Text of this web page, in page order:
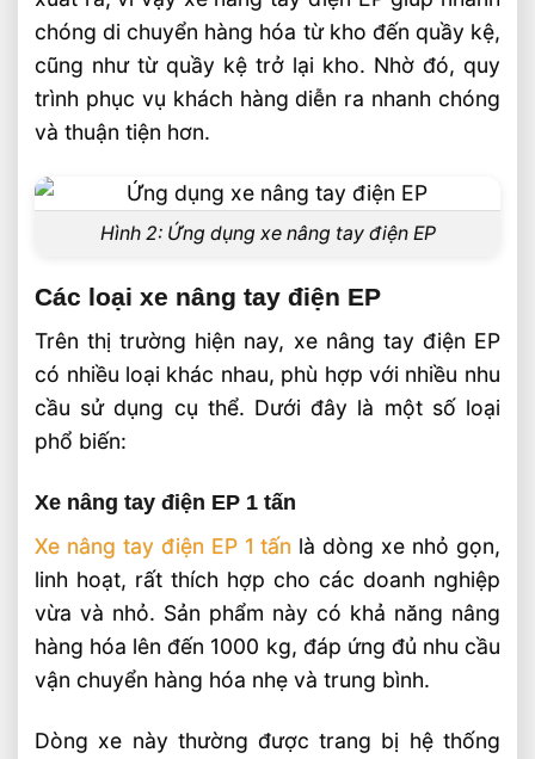
chóng di chuyển hàng hóa từ kho đến quầy kệ,
cũng như từ quầy kệ trở lại kho. Nhờ đó, quy
trình phục vụ khách hàng diễn ra nhanh chóng
và thuận tiện hơn.
Hình 2: Ứng dụng xe nâng tay điện EP
Các loại xe nâng tay điện EP
Trên thị trường hiện nay, xe nâng tay điện EP
có nhiều loại khác nhau, phù hợp với nhiều nhu
cầu sử dụng cụ thể. Dưới đây là một số loại
phổ biến:
Xe nâng tay điện EP 1 tấn
Xe nâng tay điện EP 1 tấn là dòng xe nhỏ gọn,
linh hoạt, rất thích hợp cho các doanh nghiệp
vừa và nhỏ. Sản phẩm này có khả năng nâng
hàng hóa lên đến 1000 kg, đáp ứng đủ nhu cầu
vận chuyển hàng hóa nhẹ và trung bình.
Dòng xe này thường được trang bị hệ thống